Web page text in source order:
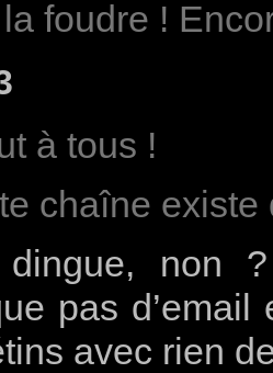
foudre !
à tous !
chaîne existe
dingue, non
pas
avec rien